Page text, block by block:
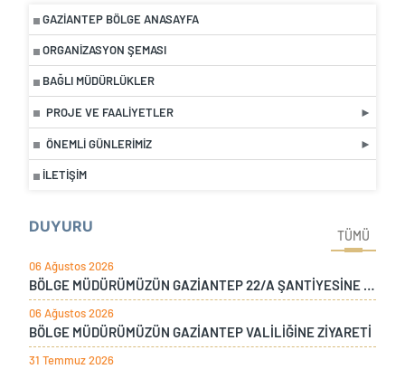
GAZIANTEP BÖLGE ANASAYFA
ORGANIZASYON ŞEMASI
BAĞLI MÜDÜRLÜKLER
PROJE VE FAALIYETLER
ÖNEMLI GÜNLERIMIZ
İLETIŞIM
DUYURU
TÜMÜ
06 Ağustos 2026
BÖLGE MÜDÜRÜMÜZÜN GAZİANTEP 22/A ŞANTİYESİNE ZİYARETİ
06 Ağustos 2026
BÖLGE MÜDÜRÜMÜZÜN GAZİANTEP VALİLİĞİNE ZİYARETİ
31 Temmuz 2026